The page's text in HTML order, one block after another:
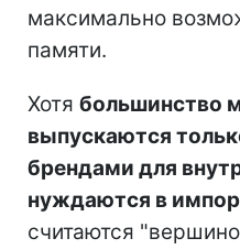
максимально
памяти.
Хотя большинство
выпускаются
брендами для
нуждаются в
считаются